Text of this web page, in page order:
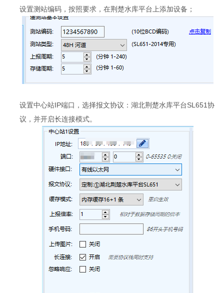
设置测站编码，按照要求，在荆楚水库平台上添加设备；
设置中心站IP端口，选择报文协议：湖北荆楚水库平台SL651协
议，并开启长连接模式。